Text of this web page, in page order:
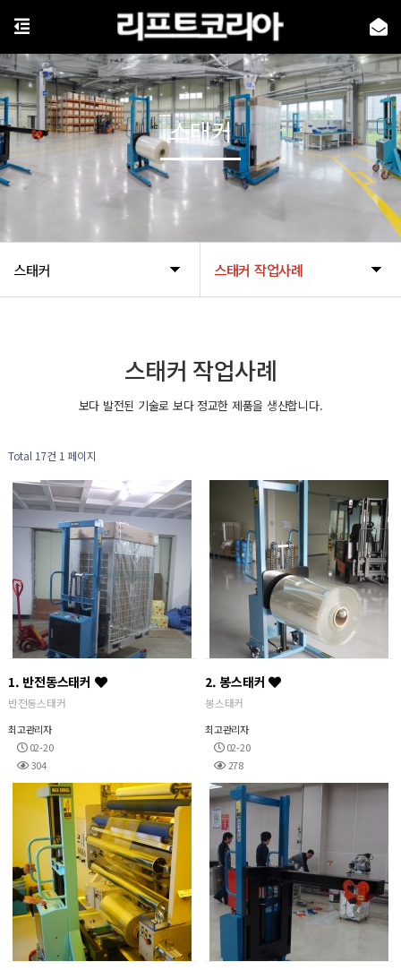
스태커 스태커 작업사례
스태커
스태커 작업사례
보다 발전된 기술로 보다 정교한 제품을 생산합니다.
Total 17건 1 페이지
1. 반전동스태커
반전동스태커
최고관리자
02-20
304
2. 봉스태커
봉스태커
최고관리자
02-20
278